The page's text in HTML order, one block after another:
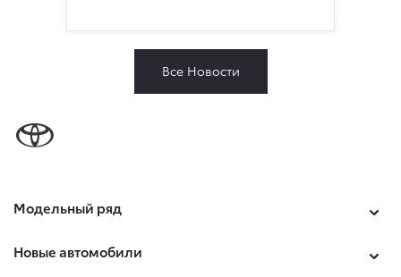
Все Новости
Модельный ряд
Новые автомобили